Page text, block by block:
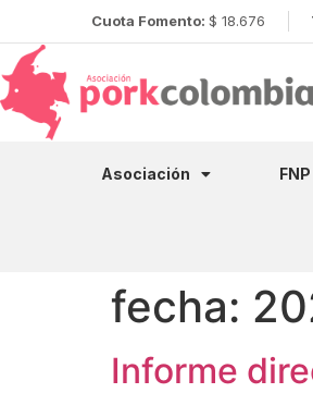
Cuota Fomento: $ 18.676
Asociación FNP
fecha:
Informe